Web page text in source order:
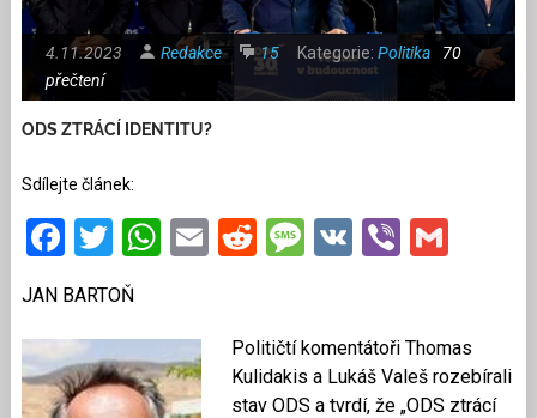
4.11.2023 Redakce 15 Kategorie: Politika
70
přečtení
ODS ZTRÁCÍ IDENTITU?
Sdílejte článek:
Facebook
Twitter
WhatsApp
EmailRedditMessage
VKViber
JAN BARTOŇ
Političtí komentátoři Thomas
Kulidakis a Lukáš Valeš rozebírali
stav ODS a tvrdí, že „ODS ztrácí